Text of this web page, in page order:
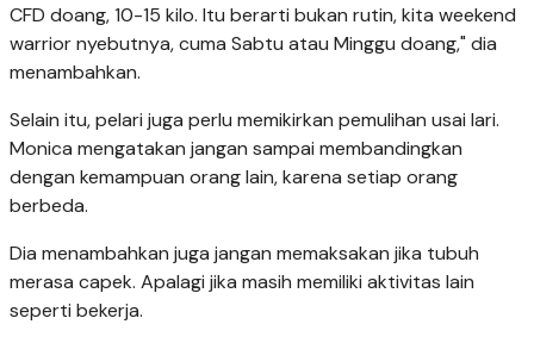
CFD doang, 10-15 kilo. Itu berarti bukan rutin, kita weekend
warrior nyebutnya, cuma Sabtu atau Minggu doang," dia
menambahkan.
Selain itu, pelari juga perlu memikirkan pemulihan usai lari.
Monica mengatakan jangan sampai membandingkan
dengan kemampuan orang lain, karena setiap orang
berbeda.
Dia menambahkan juga jangan memaksakan jika tubuh
merasa capek. Apalagi jika masih memiliki aktivitas lain
seperti bekerja.